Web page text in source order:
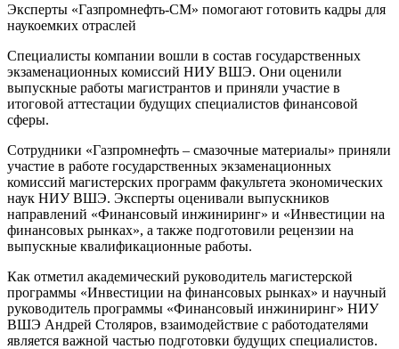
Эксперты «Газпромнефть-СМ» помогают готовить кадры для
наукоемких отраслей
Специалисты компании вошли в состав государственных
экзаменационных комиссий НИУ ВШЭ. Они оценили
выпускные работы магистрантов и приняли участие в
итоговой аттестации будущих специалистов финансовой
сферы.
Сотрудники «Газпромнефть – смазочные материалы» приняли
участие в работе государственных экзаменационных
комиссий магистерских программ факультета экономических
наук НИУ ВШЭ. Эксперты оценивали выпускников
направлений «Финансовый инжиниринг» и «Инвестиции на
финансовых рынках», а также подготовили рецензии на
выпускные квалификационные работы.
Как отметил академический руководитель магистерской
программы «Инвестиции на финансовых рынках» и научный
руководитель программы «Финансовый инжиниринг» НИУ
ВШЭ Андрей Столяров, взаимодействие с работодателями
является важной частью подготовки будущих специалистов.